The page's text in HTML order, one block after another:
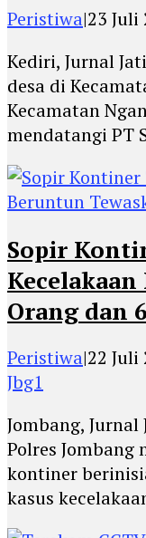
Peristiwa|23 Juli
Kediri, Jurnal
desa di
Kecamatan
mendatangi PT
Sopir
Orang dan
Peristiwa|22 Juli
Jbg1
Jombang,
Polres
kontiner
kasus